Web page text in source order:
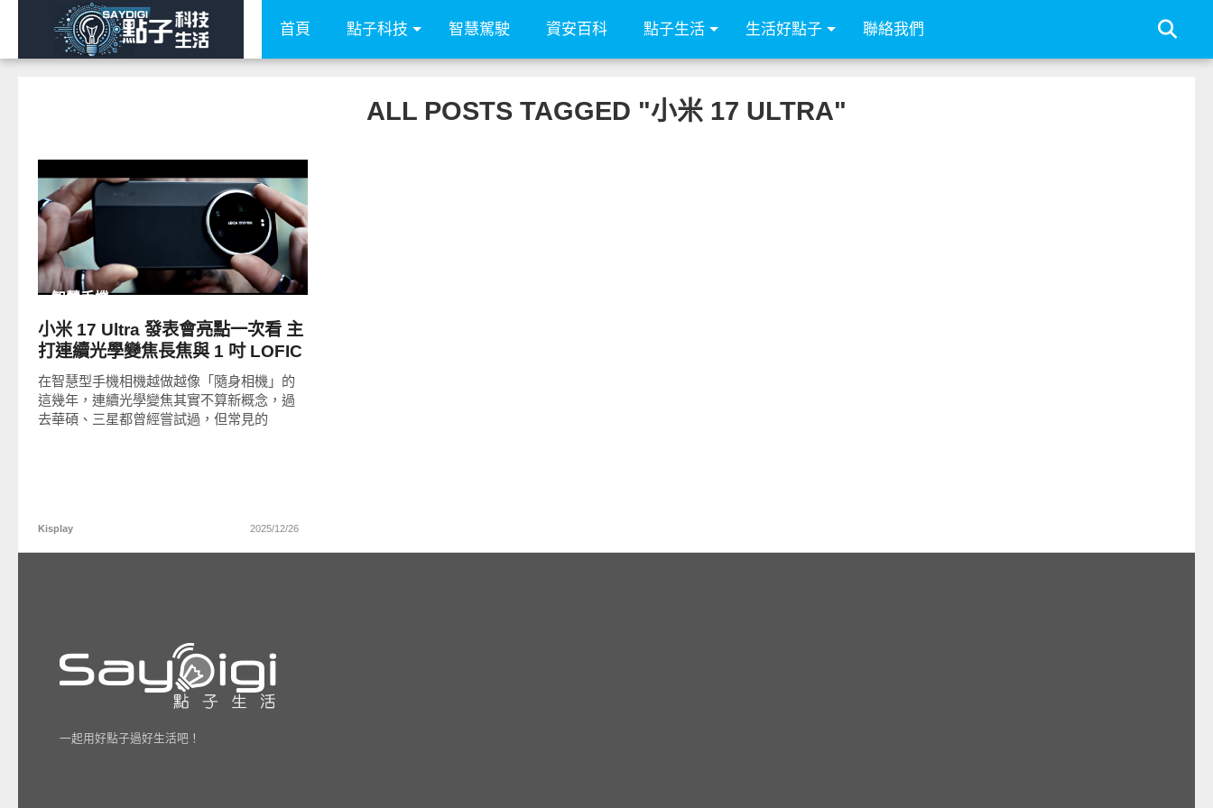
首頁 點子科技 智慧駕駛 資安百科 點子生活 生活好點子 聯絡我們
ALL POSTS TAGGED "小米 17 ULTRA"
READ
智慧手機
小米 17 Ultra 發表會亮點一次看 主
打連續光學變焦長焦與 1 吋 LOFIC
主鏡頭
在智慧型手機相機越做越像「隨身相機」的
這幾年，連續光學變焦其實不算新概念，過
去華碩、三星都曾經嘗試過，但常見的
Kisplay 2025/12/26
一起用好點子過好生活吧！